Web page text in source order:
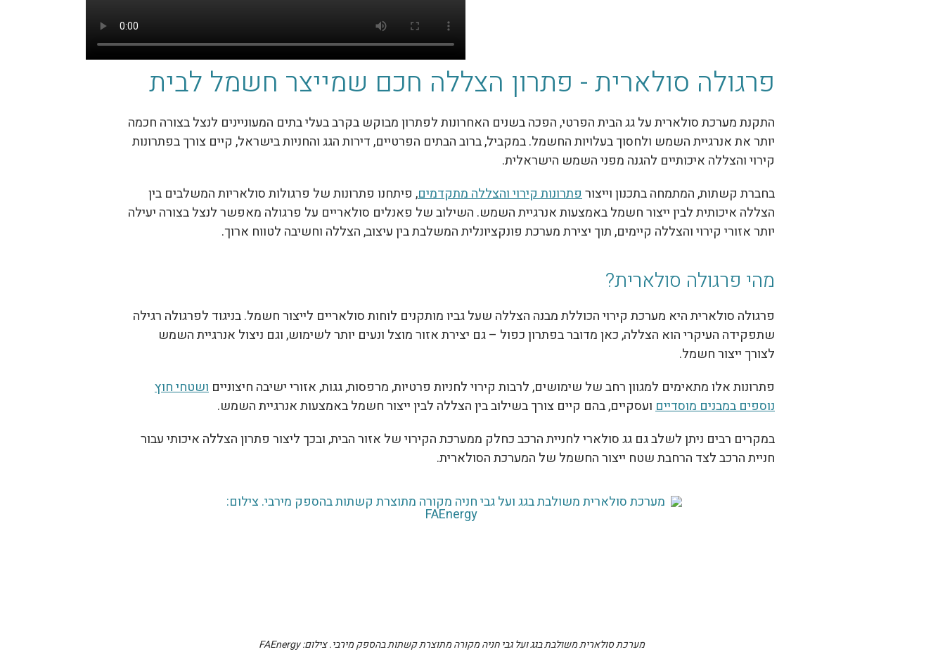
פרגולה סולארית - פתרון הצללה חכם שמייצר חשמל לבית
התקנת מערכת סולארית על גג הבית הפרטי, הפכה בשנים האחרונות לפתרון מבוקש בקרב בעלי בתים המעוניינים לנצל בצורה חכמה
יותר את אנרגיית השמש ולחסוך בעלויות החשמל. במקביל, ברוב הבתים הפרטיים, דירות הגג והחניות בישראל, קיים צורך בפתרונות
קירוי והצללה איכותיים להגנה מפני השמש הישראלית.
בחברת קשתות, המתמחה בתכנון וייצורפתרונות קירוי והצללה מתקדמים, פיתחנו פתרונות של פרגולות סולאריות המשלבים בין
הצללה איכותית לבין ייצור חשמל באמצעות אנרגיית השמש. השילוב של פאנלים סולאריים על פרגולה מאפשר לנצל בצורה יעילה
יותר אזורי קירוי והצללה קיימים, תוך יצירת מערכת פונקציונלית המשלבת בין עיצוב, הצללה וחשיבה לטווח ארוך.
מהי פרגולה סולארית?
פרגולה סולארית היא מערכת קירוי הכוללת מבנה הצללה שעל גביו מותקנים לוחות סולאריים לייצור חשמל. בניגוד לפרגולה רגילה
שתפקידה העיקרי הוא הצללה, כאן מדובר בפתרון כפול – גם יצירת אזור מוצל ונעים יותר לשימוש, וגם ניצול אנרגיית השמש
לצורך ייצור חשמל.
פתרונות אלו מתאימים למגוון רחב של שימושים, לרבות קירוי לחניות פרטיות, מרפסות, גגות, אזורי ישיבה חיצוניים ושטחי חוץ
נוספים במבנים מוסדייםועסקיים, בהם קיים צורך בשילוב בין הצללה לבין ייצור חשמל באמצעות אנרגיית השמש.
במקרים רבים ניתן לשלב גם גג סולארי לחניית הרכב כחלק ממערכת הקירוי של אזור הבית, ובכך ליצור פתרון הצללה איכותי עבור
חניית הרכב לצד הרחבת שטח ייצור החשמל של המערכת הסולארית.
מערכת סולארית משולבת בגג ועל גבי חניה מקורה מתוצרת קשתות בהספק מירבי. צילום: FAEnergy